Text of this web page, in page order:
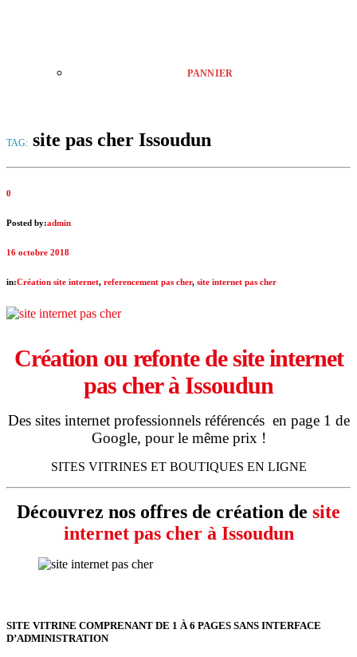
PANNIER
TAG: site pas cher Issoudun
0
Posted by:admin
16 octobre 2018
in:Création site internet, referencement pas cher, site internet pas cher
Création ou refonte de site internet
pas cher à Issoudun
Des sites internet professionnels référencés en page 1 de
Google, pour le même prix !
SITES VITRINES ET BOUTIQUES EN LIGNE
Découvrez nos offres de création de site
internet pas cher à Issoudun
SITE VITRINE COMPRENANT DE 1 À 6 PAGES SANS INTERFACE
D’ADMINISTRATION